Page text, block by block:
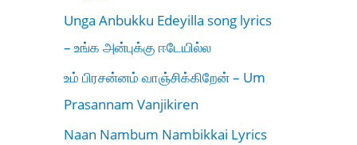
Unga Anbukku Edeyilla song lyrics
– உங்க அன்புக்கு ஈடேயில்ல
உம் பிரசன்னம் வாஞ்சிக்கிறேன் – Um
Prasannam Vanjikiren
Naan Nambum Nambikkai Lyrics